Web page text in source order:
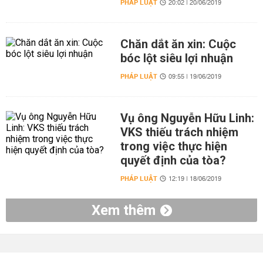
PHÁP LUẬT 20:02 | 20/06/2019
Chăn dắt ăn xin: Cuộc
bóc lột siêu lợi nhuận
PHÁP LUẬT 09:55 | 19/06/2019
Vụ ông Nguyễn Hữu Linh:
VKS thiếu trách nhiệm
trong việc thực hiện
quyết định của tòa?
PHÁP LUẬT 12:19 | 18/06/2019
Xem thêm